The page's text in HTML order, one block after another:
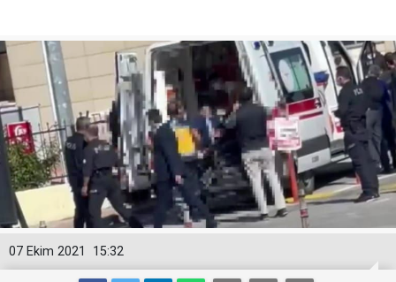
15:32
07 Ekim 2021